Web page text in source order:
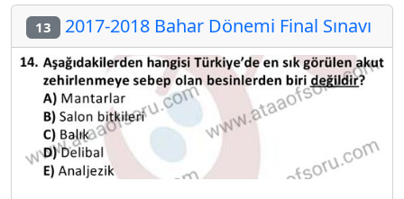
13 2017-2018 Bahar Dönemi Final Sınavı